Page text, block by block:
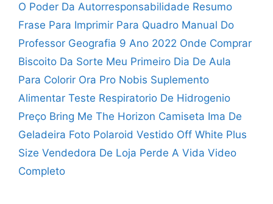
O Poder Da Autorresponsabilidade Resumo
Frase Para Imprimir Para Quadro Manual Do
Professor Geografia 9 Ano 2022 Onde Comprar
Biscoito Da Sorte Meu Primeiro Dia De Aula
Para Colorir Ora Pro Nobis Suplemento
Alimentar Teste Respiratorio De Hidrogenio
Preço Bring Me The Horizon Camiseta Ima De
Geladeira Foto Polaroid Vestido Off White Plus
Size Vendedora De Loja Perde A Vida Video
Completo